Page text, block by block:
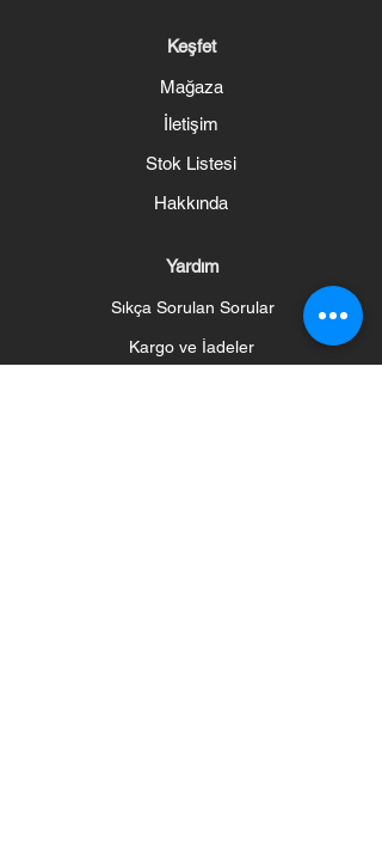
Keşfet
Mağaza
İletişim
Stok Listesi
Hakkında
Yardım
Sıkça Sorulan Sorular
Kargo ve İadeler